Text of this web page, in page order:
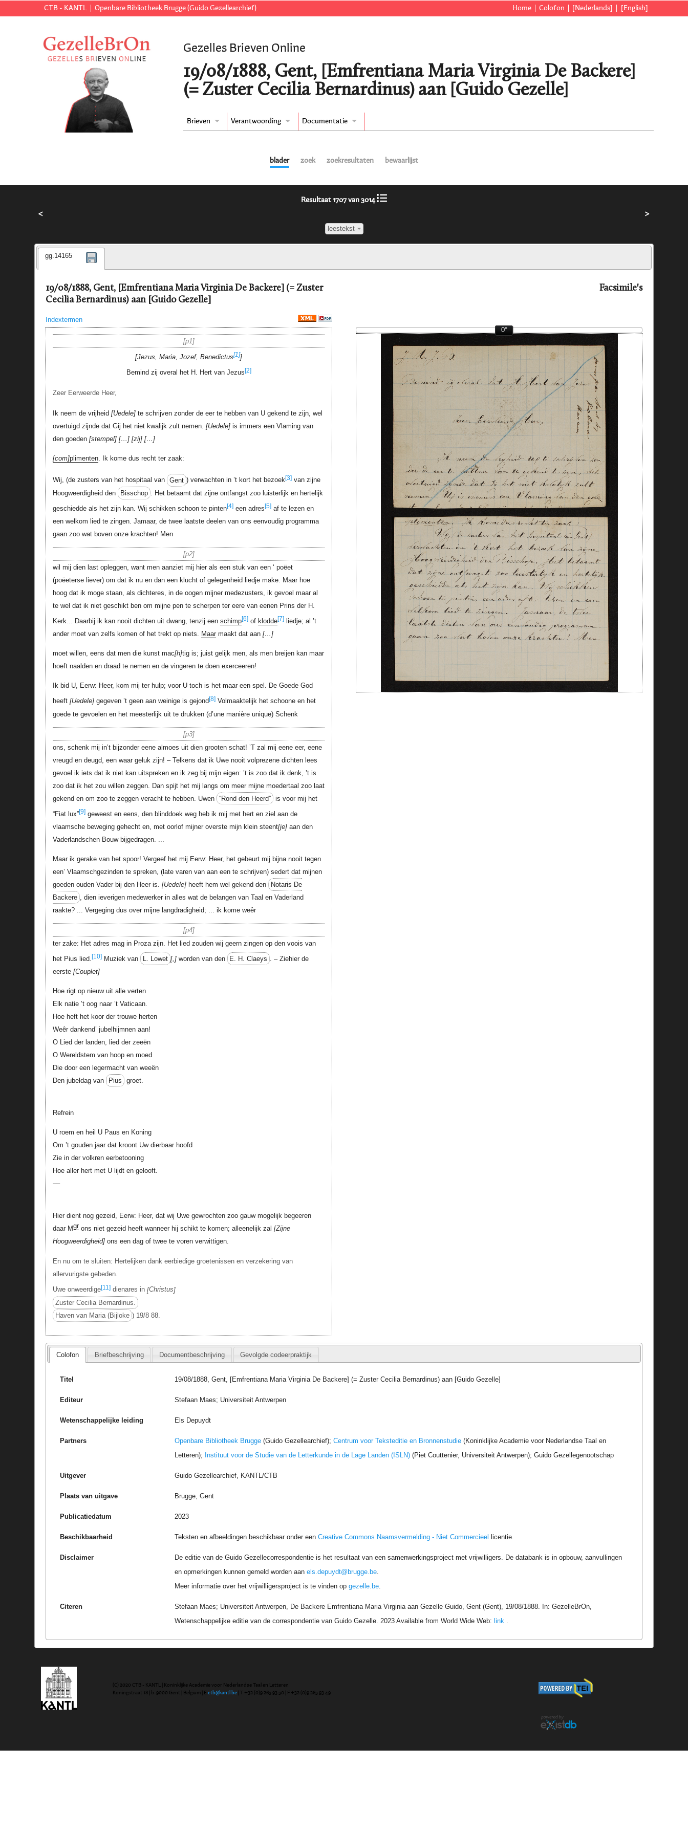
CTB - KANTL Openbare Bibliotheek Brugge (Guido Gezellearchief) Home Colofon [Nederlands] [English]
Gezelles Brieven Online
19/08/1888, Gent, [Emfrentiana Maria Virginia De Backere]
(= Zuster Cecilia Bernardinus) aan [Guido Gezelle]
Brieven Verantwoording Documentatie
blader zoek zoekresultaten bewaarlijst
<
Resultaat 1707 van 3014
leestekst
>
gg.14165
19/08/1888, Gent, [Emfrentiana Maria Virginia De Backere] (= Zuster
Cecilia Bernardinus) aan [Guido Gezelle]
Indextermen
Facsimile's
p1
Jezus, Maria, Jozef, Benedictus[1]
Bemind zij overal het H. Hert van Jezus[2]
Zeer Eerweerde Heer,
Ik neem de vrijheid Uedele te schrijven zonder de eer te hebben van U gekend te zijn, wel
overtuigd zijnde dat Gij het niet kwalijk zult nemen.
Uedele is immers een Vlaming van
den goeden stempel … zij …
com plimenten. Ik kome dus recht ter zaak:
Wij, (de zusters van het hospitaal van Gent ) verwachten in ’t kort het bezoek[3]van zijne
Hoogweerdigheid den
Bisschop . Het betaamt dat zijne ontfangst zoo luisterlijk en hertelijk
geschiedde als het zijn kan. Wij schikken schoon te pinten[4]een adres[5]af te lezen en
een welkom lied te zingen. Jamaar, de twee laatste deelen van ons eenvoudig programma
gaan zoo wat boven onze krachten! Men
p2
wil mij dien last opleggen, want men aanziet mij hier als een stuk van een ‘ poëet
(poëeterse liever) om dat ik nu en dan een klucht of gelegenheid liedje make. Maar hoe
hoog dat ik moge staan, als dichteres, in de oogen mijner medezusters, ik gevoel maar al
te wel dat ik niet geschikt ben om mijne pen te scherpen ter eere van eenen Prins der H.
Kerk... Daarbij ik kan nooit dichten uit dwang, tenzij een schimp[6]of klodde[7]liedje; al ’t
ander moet van zelfs komen of het trekt op niets. Maarmaakt dat aan …
moet willen, eens dat men die kunst mac h tig is; juist gelijk men, als men breijen kan maar
hoeft naalden en draad te nemen en de vingeren te doen exerceeren!
Ik bid U, Eerw: Heer, kom mij ter hulp; voor U toch is het maar een spel. De Goede God
heeft Uedele gegeven ’t geen aan weinige is gejond[8]Volmaaktelijk het schoone en het
goede te gevoelen en het meesterlijk uit te drukken (d’une manière unique) Schenk
p3
ons, schenk mij in’t bijzonder eene almoes uit dien grooten schat! ’T zal mij eene eer, eene
vreugd en deugd, een waar geluk zijn! – Telkens dat ik Uwe nooit volprezene dichten lees
gevoel ik iets dat ik niet kan uitspreken en ik zeg bij mijn eigen: ’t is zoo dat ik denk, ’t is
zoo dat ik het zou willen zeggen. Dan spijt het mij langs om meer mijne moedertaal zoo laat
gekend en om zoo te zeggen veracht te hebben. Uwen “Rond den Heerd” is voor mij het
“Fiat lux”[9]geweest en eens, den blinddoek weg heb ik mij met hert en ziel aan de
vlaamsche beweging gehecht en, met oorlof mijner overste mijn klein steent je aan den
Vaderlandschen Bouw bijgedragen. ...
Maar ik gerake van het spoor! Vergeef het mij Eerw: Heer, het gebeurt mij bijna nooit tegen
een’ Vlaamschgezinden te spreken, (late varen van aan een te schrijven) sedert dat mijnen
goeden ouden Vader bij den Heer is.
Uedele heeft hem wel gekend den
Notaris De
Backere , dien ieverigen medewerker in alles wat de belangen van Taal en Vaderland
raakte? ... Vergeging dus over mijne langdradigheid; ... ik kome weêr
p4
ter zake: Het adres mag in Proza zijn. Het lied zouden wij geern zingen op den voois van
het Pius lied.[10]Muziek van L. Lowet , worden van den E. H. Claeys . – Ziehier de
eerste Couplet
Hoe rigt op nieuw uit alle verten
Elk natie ’t oog naar ’t Vaticaan.
Hoe heft het koor der trouwe herten
Weêr dankend’ jubelhijmnen aan!
O Lied der landen, lied der zeeën
O Wereldstem van hoop en moed
Die door een legermacht van weeën
Den jubeldag van
Pius groet.
Refrein
U roem en heil U Paus en Koning
Om ’t gouden jaar dat kroont Uw dierbaar hoofd
Zie in der volkren eerbetooning
Hoe aller hert met U lijdt en gelooft.
––
Hier dient nog gezeid, Eerw: Heer, dat wij Uwe gewrochten zoo gauw mogelijk begeeren
daar Mgrons niet gezeid heeft wanneer hij schikt te komen; alleenelijk zal
Zijne
Hoogweerdigheid ons een dag of twee te voren verwittigen.
En nu om te sluiten: Hertelijken dank eerbiedige groetenissen en verzekering van
allervurigste gebeden.
Uwe onweerdige[11]dienares in Christus
Zuster Cecilia Bernardinus.
Haven van Maria (Bijloke ) 19/8 88.
0°
Colofon Briefbeschrijving Documentbeschrijving Gevolgde codeerpraktijk
Titel 19/08/1888, Gent, [Emfrentiana Maria Virginia De Backere] (= Zuster Cecilia Bernardinus) aan [Guido Gezelle]
Editeur Stefaan Maes; Universiteit Antwerpen
Wetenschappelijke leiding Els Depuydt
Partners Openbare Bibliotheek Brugge (Guido Gezellearchief);Centrum voor Teksteditie en Bronnenstudie (Koninklijke Academie voor Nederlandse Taal en
Letteren); Instituut voor de Studie van de Letterkunde in de Lage Landen (ISLN) (Piet Couttenier, Universiteit Antwerpen); Guido Gezellegenootschap
Uitgever Guido Gezellearchief, KANTL/CTB
Plaats van uitgave Brugge, Gent
Publicatiedatum 2023
Beschikbaarheid Teksten en afbeeldingen beschikbaar onder eenCreative Commons Naamsvermelding - Niet Commercieel licentie.
Disclaimer
De editie van de Guido Gezellecorrespondentie is het resultaat van een samenwerkingsproject met vrijwilligers. De databank is in opbouw, aanvullingen
en opmerkingen kunnen gemeld worden aanels.depuydt@brugge.be.
Meer informatie over het vrijwilligersproject is te vinden opgezelle.be.
Citeren
Stefaan Maes; Universiteit Antwerpen, De Backere Emfrentiana Maria Virginia aan Gezelle Guido, Gent (Gent), 19/08/1888. In: GezelleBrOn,
Wetenschappelijke editie van de correspondentie van Guido Gezelle. 2023 Available from World Wide Web: link .
(C) 2020 CTB - KANTL | Koninklijke Academie voor Nederlandse Taal en Letteren
Koningstraat 18 | b-9000 Gent | Belgium | Ectb@kantl.be | T +32 (0)9 265 93 50 | F +32 (0)9 265 93 49